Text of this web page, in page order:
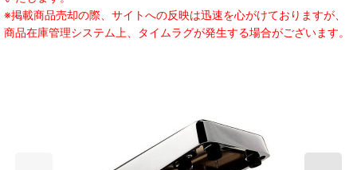
※掲載商品売却の際、サイトへの反映は迅速を心がけておりますが、
商品在庫管理システム上、タイムラグが発生する場合がございます。